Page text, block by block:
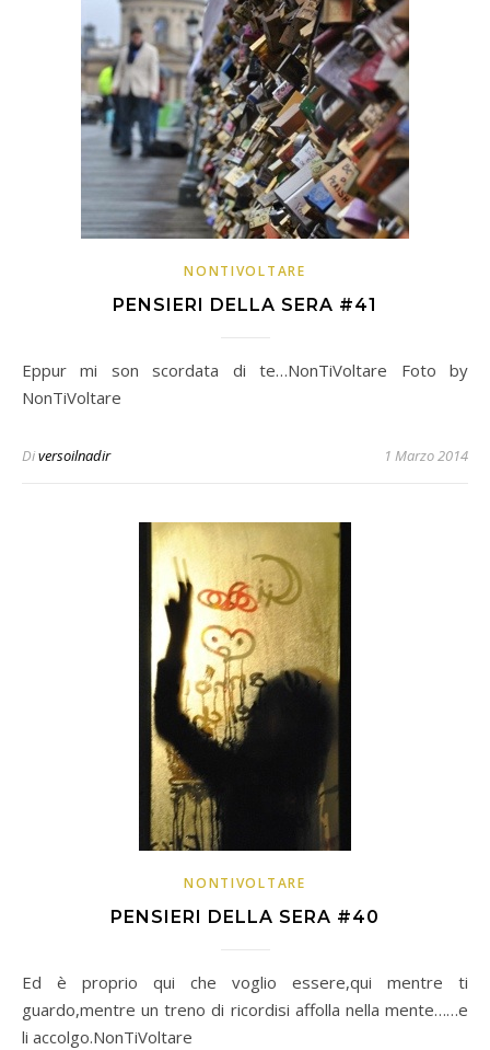
NONTIVOLTARE
PENSIERI DELLA SERA #41
Eppur mi son scordata di te…NonTiVoltare Foto by
NonTiVoltare
Diversoilnadir 1 Marzo 2014
NONTIVOLTARE
PENSIERI DELLA SERA #40
Ed è proprio qui che voglio essere,qui mentre ti
guardo,mentre un treno di ricordisi affolla nella mente……e
li accolgo.NonTiVoltare